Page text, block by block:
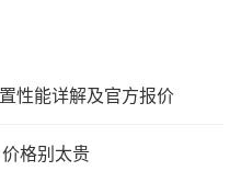
性能详解及官方报价
格别太贵